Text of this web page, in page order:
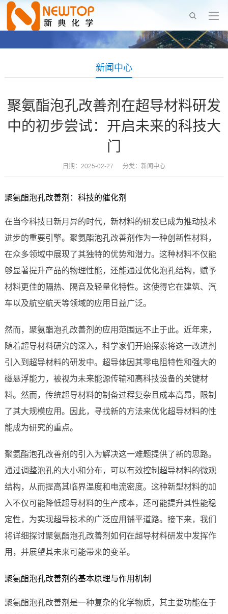
新闻中心
聚氨酯泡孔改善剂在超导材料研发
中的初步尝试：开启未来的科技大
门
日期：2025-02-27 分类： 新闻中心
聚氨酯泡孔改善剂：科技的催化剂
在当今科技日新月异的时代，新材料的研发已成为推动技术
进步的重要引擎。聚氨酯泡孔改善剂作为一种创新性材料，
在众多领域中展现了其独特的优势和潜力。这种材料不仅能
够显著提升产品的物理性能，还能通过优化泡孔结构，赋予
材料更佳的隔热、隔音及轻量化特性。这使得它在建筑、汽
车以及航空航天等领域的应用日益广泛。
然而，聚氨酯泡孔改善剂的应用范围远不止于此。近年来，
随着超导材料研究的深入，科学家们开始探索将这一改进剂
引入到超导材料的研发中。超导体因其零电阻特性和强大的
磁悬浮能力，被视为未来能源传输和高科技设备的关键材
料。然而，传统超导材料的制备过程复杂且成本高昂，限制
了其大规模应用。因此，寻找新的方法来优化超导材料的性
能成为研究的重点。
聚氨酯泡孔改善剂的引入为解决这一难题提供了新的思路。
通过调整泡孔的大小和分布，可以有效控制超导材料的微观
结构，从而提高其临界温度和电流密度。这种新型材料的加
入不仅可能降低超导材料的生产成本，还可能提升其性能稳
定性，为实现超导技术的广泛应用铺平道路。接下来，我们
将详细探讨聚氨酯泡孔改善剂如何在超导材料研发中发挥作
用，并展望其未来可能带来的变革。
聚氨酯泡孔改善剂的基本原理与作用机制
聚氨酯泡孔改善剂是一种复杂的化学物质，其主要功能在于